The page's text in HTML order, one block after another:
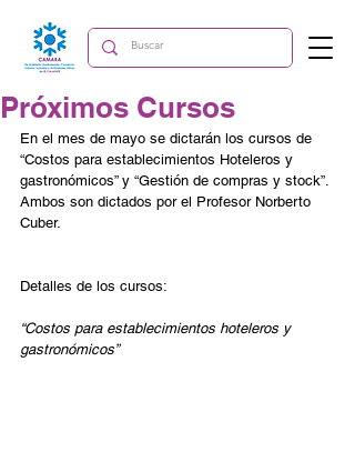
Próximos Cursos
En el mes de mayo se dictarán los cursos de
“Costos para establecimientos Hoteleros y
gastronómicos” y “Gestión de compras y stock”.
Ambos son dictados por el Profesor Norberto
Cuber.
Detalles de los cursos:
“Costos para establecimientos hoteleros y
gastronómicos”